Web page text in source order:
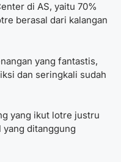
di AS, yaitu 70%
berasal dari kalangan
yang fantastis,
dan seringkali sudah
yang ikut lotre justru
ditanggung